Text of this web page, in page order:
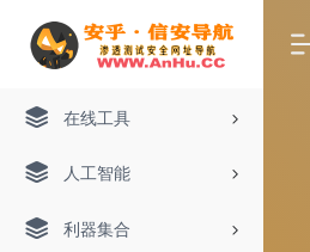
在线工具
人工智能
利器集合